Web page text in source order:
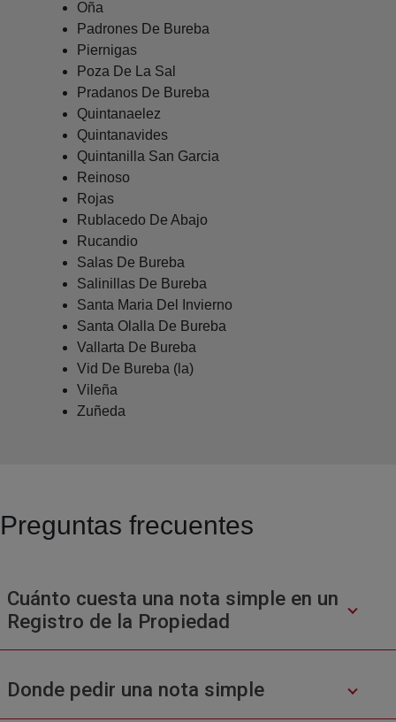
Oña
Padrones De Bureba
Piernigas
Poza De La Sal
Pradanos De Bureba
Quintanaelez
Quintanavides
Quintanilla San Garcia
Reinoso
Rojas
Rublacedo De Abajo
Rucandio
Salas De Bureba
Salinillas De Bureba
Santa Maria Del Invierno
Santa Olalla De Bureba
Vallarta De Bureba
Vid De Bureba (la)
Vileña
Zuñeda
Preguntas frecuentes
Cuánto cuesta una nota simple en un
Registro de la Propiedad
Donde pedir una nota simple